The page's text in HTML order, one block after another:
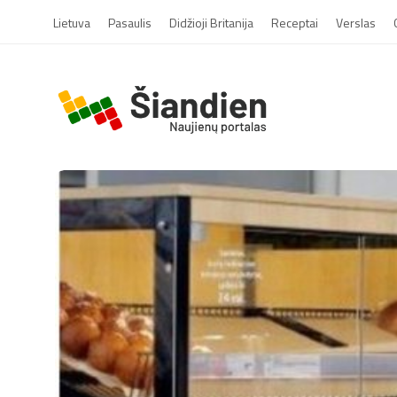
Lietuva Pasaulis Didžioji Britanija Receptai Verslas
S
a
n
d
i
e